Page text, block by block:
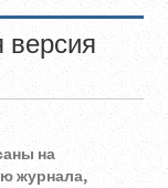
версия
на
журнала,